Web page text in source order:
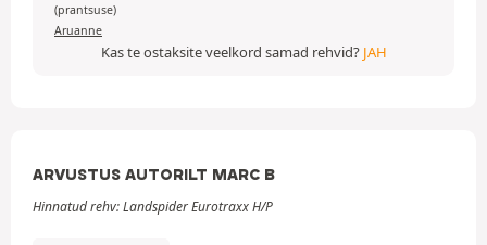
(prantsuse)
Aruanne
Kas te ostaksite veelkord samad rehvid? JAH
ARVUSTUS AUTORILT MARC B
Hinnatud rehv: Landspider Eurotraxx H/P